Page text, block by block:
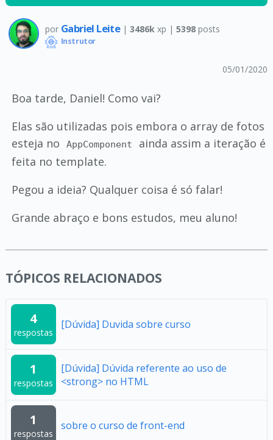
por Gabriel Leite | 3486k xp | 5398posts
Instrutor
05/01/2020
Boa tarde, Daniel! Como vai?
Elas são utilizadas pois embora o array de fotos
esteja no
AppComponent
ainda assim a iteração é
feita no template.
Pegou a ideia? Qualquer coisa é só falar!
Grande abraço e bons estudos, meu aluno!
TÓPICOS RELACIONADOS
4
respostas
[Dúvida] Duvida sobre curso
1
respostas
[Dúvida] Dúvida referente ao uso de
<strong> no HTML
1
respostas
sobre o curso de front-end